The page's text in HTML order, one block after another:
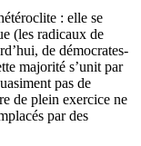
: elle se
(les radicaux de
de démocrates-
majorité s’unit par
pas de
de plein exercice ne
par des